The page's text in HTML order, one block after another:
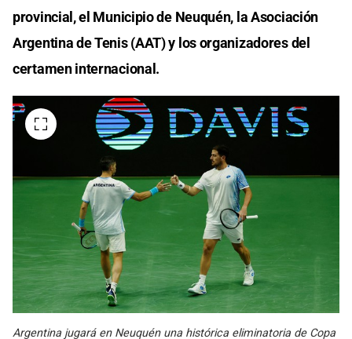
provincial, el Municipio de Neuquén, la Asociación
Argentina de Tenis (AAT) y los organizadores del
certamen internacional.
Argentina jugará en Neuquén una histórica eliminatoria de Copa